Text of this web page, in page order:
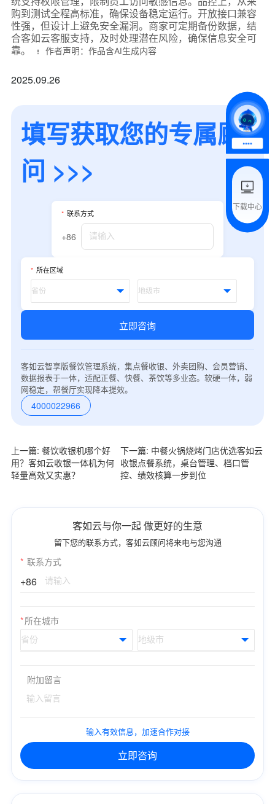
购到测试全程高标准，确保设备稳定运行。开放接口兼容
性强，但设计上避免安全漏洞。商家可定期备份数据，结
合客如云客服支持，及时处理潜在风险，确保信息安全可
靠。
作者声明：作品含AI生成内容
2025.09.26
填写获取您的专属顾
问 >>>
* 联系方式
+86
* 所在区域
立即咨询
客如云智享版餐饮管理系统，集点餐收银、外卖团购、会员营销、
数据报表于一体，适配正餐、快餐、茶饮等多业态。软硬一体，弱
网稳定，帮餐厅实现降本提效。
4000022966
上一篇: 餐饮收银机哪个好
用？客如云收银一体机为何
轻量高效又实惠？
下一篇: 中餐火锅烧烤门店优选客如云
收银点餐系统，桌台管理、档口管
控、绩效核算一步到位
客如云与你一起 做更好的生意
留下您的联系方式，客如云顾问将来电与您沟通
* 联系方式
+86
*所在城市
附加留言
输入有效信息，加速合作对接
立即咨询
下载中心
*联系方式
+86
附加留言
我是老客户，了解最新优惠